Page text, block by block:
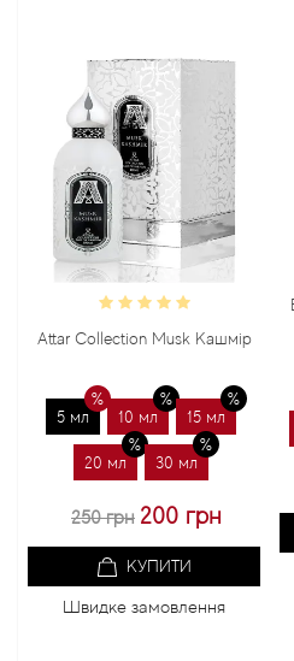
Collection Musk Кашмір
10 мл 15 мл
20 мл 30 мл
250 грн 200 грн
КУПИТИ
Швидке замовлення
20